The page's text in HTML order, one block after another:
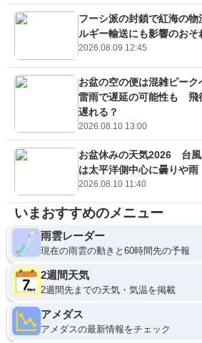
フーシ派の封鎖で紅海の
ルギー輸送にも影響のおそ
2026.08.09 12:45
お盆の空の便は混雑ピー
雷雨で遅延の可能性も 飛
遅れる？
2026.08.10 13:00
お盆休みの天気2026 台
は太平洋側中心に曇りや雨
2026.08.10 11:40
いまおすすめのメニュー
雨雲レーダー
現在の雨雲の動きと60時間先の予報
2週間天気
2週間先までの天気・気温を掲載
アメダス
アメダスの最新情報をチェック